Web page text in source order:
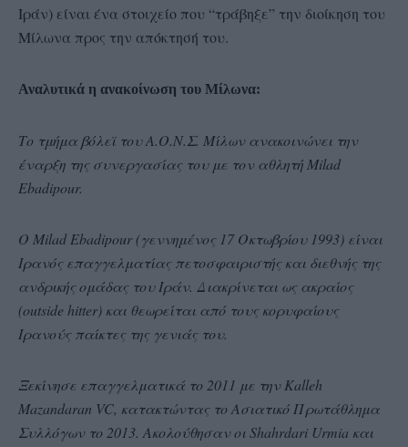
Ιράν) είναι ένα στοιχείο που “τράβηξε” την διοίκηση του
Μίλωνα προς την απόκτησή του.
Αναλυτικά η ανακοίνωση του Μίλωνα:
Το τμήμα βόλεϊ του Α.Ο.Ν.Σ. Μίλων ανακοινώνει την
έναρξη της συνεργασίας του με τον αθλητή Milad
Ebadipour.
Ο Milad Ebadipour (γεννημένος 17 Οκτωβρίου 1993) είναι
Ιρανός επαγγελματίας πετοσφαιριστής και διεθνής της
ανδρικής ομάδας του Ιράν. Διακρίνεται ως ακραίος
(outside hitter) και θεωρείται από τους κορυφαίους
Ιρανούς παίκτες της γενιάς του.
Ξεκίνησε επαγγελματικά το 2011 με την Kalleh
Mazandaran VC, κατακτώντας το Aσιατικό Πρωτάθλημα
Συλλόγων το 2013. Ακολούθησαν οι Shahrdari Urmia και